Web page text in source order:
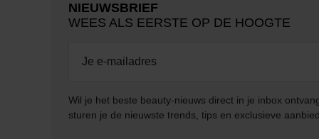
NIEUWSBRIEF
WEES ALS EERSTE OP DE HOOGTE
Wil je het beste beauty-nieuws direct in je inbox
sturen je de nieuwste trends, tips en exclusieve